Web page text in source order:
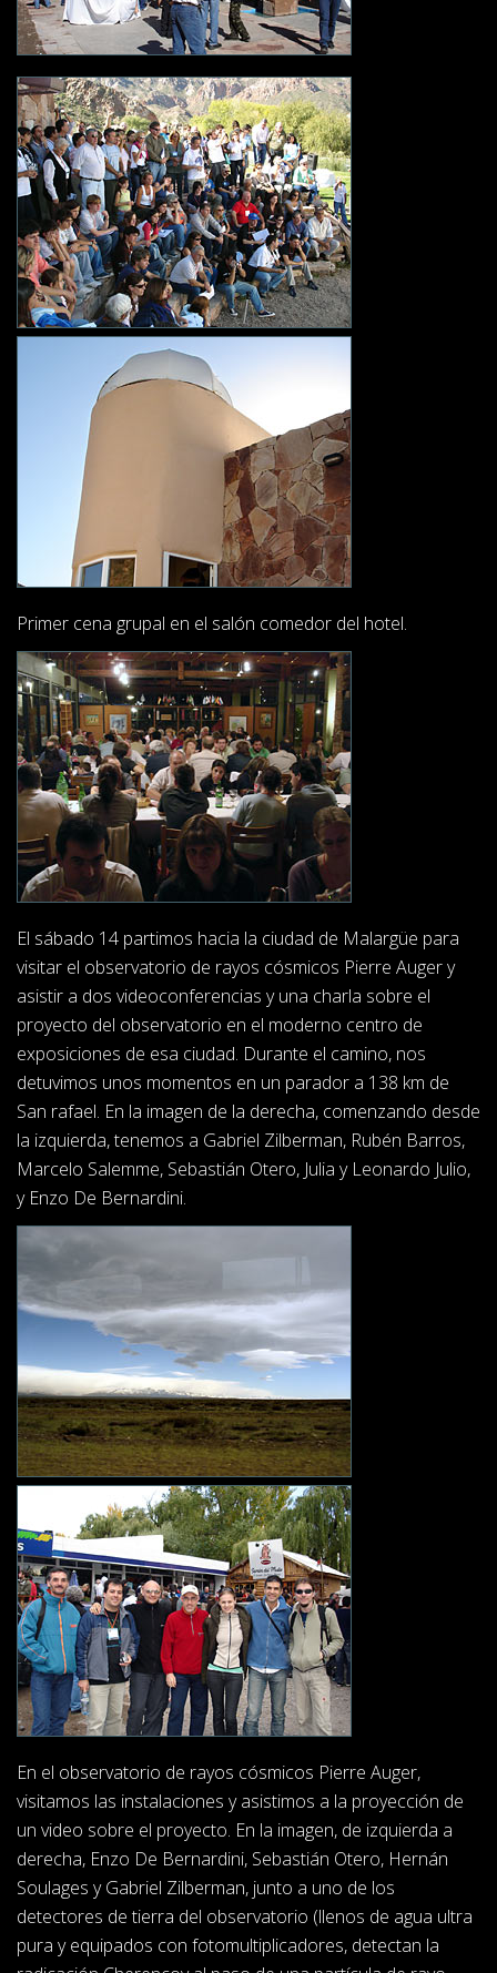
Primer cena grupal en el salón comedor del hotel.
El sábado 14 partimos hacia la ciudad de Malargüe para
visitar el observatorio de rayos cósmicos Pierre Auger y
asistir a dos videoconferencias y una charla sobre el
proyecto del observatorio en el moderno centro de
exposiciones de esa ciudad. Durante el camino, nos
detuvimos unos momentos en un parador a 138 km de
San rafael. En la imagen de la derecha, comenzando desde
la izquierda, tenemos a Gabriel Zilberman, Rubén Barros,
Marcelo Salemme, Sebastián Otero, Julia y Leonardo Julio,
y Enzo De Bernardini.
En el observatorio de rayos cósmicos Pierre Auger,
visitamos las instalaciones y asistimos a la proyección de
un video sobre el proyecto. En la imagen, de izquierda a
derecha, Enzo De Bernardini, Sebastián Otero, Hernán
Soulages y Gabriel Zilberman, junto a uno de los
detectores de tierra del observatorio (llenos de agua ultra
pura y equipados con fotomultiplicadores, detectan la